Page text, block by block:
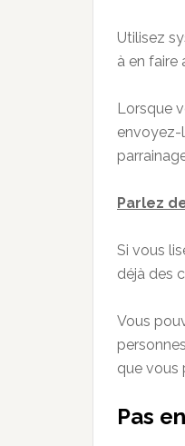
Utilisez
à en faire
Lorsque
envoyez-
Parlez
Si vous
déjà des
Vous
que vous
Pas